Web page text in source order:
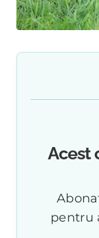
Acest
pentru